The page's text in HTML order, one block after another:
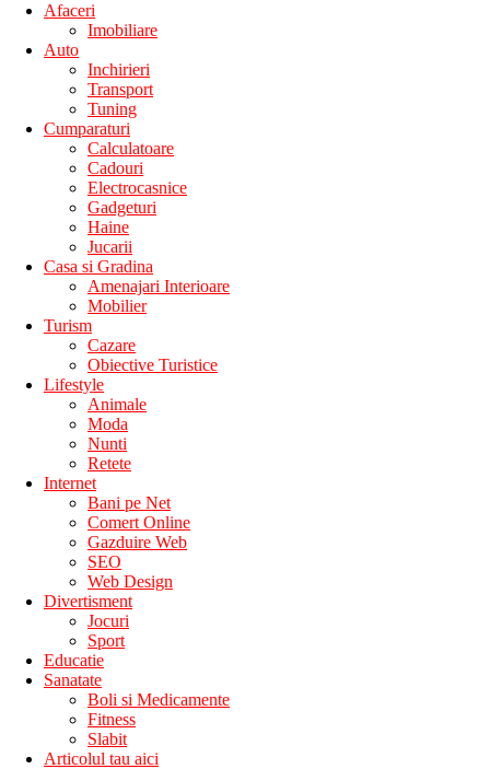
Afaceri
Imobiliare
Auto
Inchirieri
Transport
Tuning
Cumparaturi
Calculatoare
Cadouri
Electrocasnice
Gadgeturi
Haine
Jucarii
Casa si Gradina
Amenajari Interioare
Mobilier
Turism
Cazare
Obiective Turistice
Lifestyle
Animale
Moda
Nunti
Retete
Internet
Bani pe Net
Comert Online
Gazduire Web
SEO
Web Design
Divertisment
Jocuri
Sport
Educatie
Sanatate
Boli si Medicamente
Fitness
Slabit
Articolul tau aici